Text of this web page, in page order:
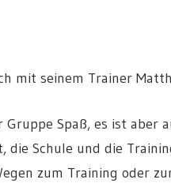
mit seinem Trainer
Spaß, es ist aber
Schule und die
zum Training oder